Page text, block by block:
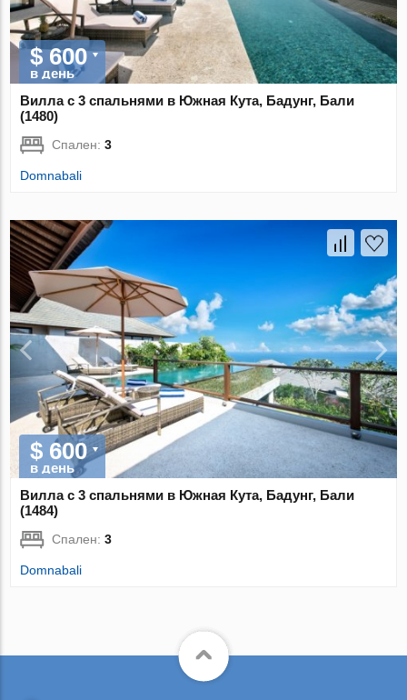
$ 600
в день
Вилла с 3 спальнями в Южная Кута, Бадунг, Бали
(1480)
Спален:3
Domnabali
$ 600
в день
Вилла с 3 спальнями в Южная Кута, Бадунг, Бали
(1484)
Спален:3
Domnabali